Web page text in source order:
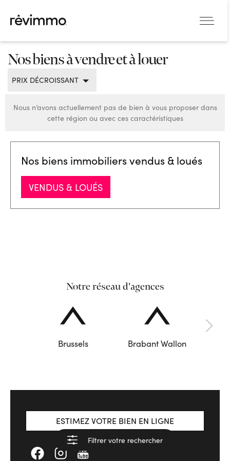
Nos biens à vendre et à louer
PRIX DÉCROISSANT
Nous n’avons actuellement pas de bien à vous proposer dans
cette région ou avec ces caractéristiques
Nos biens immobiliers vendus & loués
VENDUS & LOUÉS
Filtrer votre rechercher
Notre réseau d'agences
Brussels Brabant Wallon
ESTIMEZ VOTRE BIEN EN LIGNE